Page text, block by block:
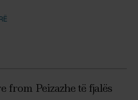
from Peizazhe të fjalës